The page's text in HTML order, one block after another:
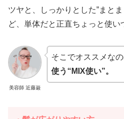
ツヤと、しっかりとした”まと
ど、単体だと正直ちょっと使い
美容師 近藤巌
そこでオススメなの
使う“MIX使い”。